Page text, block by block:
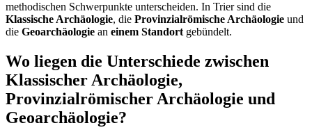
methodischen Schwerpunkte unterscheiden. In Trier sind die
Klassische Archäologie, die Provinzialrömische Archäologie und
die Geoarchäologie an einem Standort gebündelt.
Wo liegen die Unterschiede zwischen
Klassischer Archäologie,
Provinzialrömischer Archäologie und
Geoarchäologie?